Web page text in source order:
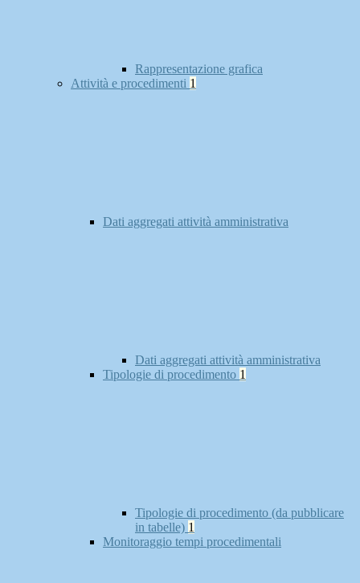
Rappresentazione grafica
Attività e procedimenti 1
Dati aggregati attività amministrativa
Dati aggregati attività amministrativa
Tipologie di procedimento 1
Tipologie di procedimento (da pubblicare
in tabelle) 1
Monitoraggio tempi procedimentali